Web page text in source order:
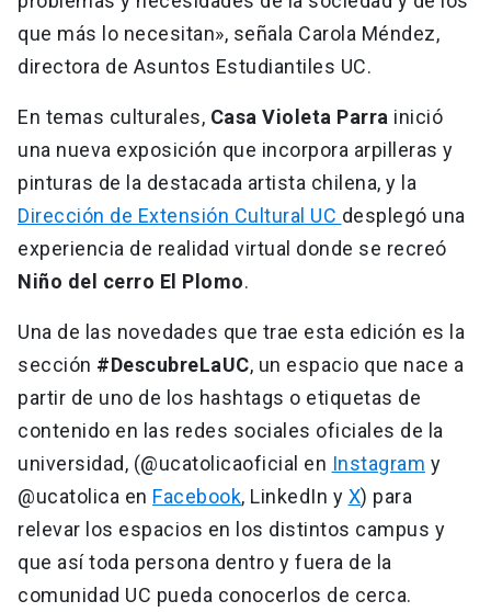
que más lo necesitan», señala Carola Méndez,
directora de Asuntos Estudiantiles UC.
En temas culturales, Casa Violeta Parra inició
una nueva exposición que incorpora arpilleras y
pinturas de la destacada artista chilena, y la
Dirección de Extensión Cultural UC desplegó una
experiencia de realidad virtual donde se recreó
Niño del cerro El Plomo.
Una de las novedades que trae esta edición es la
sección #DescubreLaUC, un espacio que nace a
partir de uno de los hashtags o etiquetas de
contenido en las redes sociales oficiales de la
universidad, (@ucatolicaoficial en Instagram y
@ucatolica en Facebook, LinkedIn y X) para
relevar los espacios en los distintos campus y
que así toda persona dentro y fuera de la
comunidad UC pueda conocerlos de cerca.